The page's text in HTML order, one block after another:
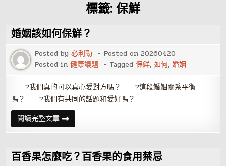
標籤: 保鮮
婚姻該如何保鮮？
Posted by必利勁 Posted on20260420
Posted in健康議題 Tagged保鮮,如何,婚姻
?我們真的可以真心愛對方嗎？ ?這段婚姻關系平衡
嗎？ ?我們有共同的話題和愛好嗎？
閱讀完整文章婚
姻
該
何
保
鮮？
百香果怎麼吃？百香果的食用禁忌